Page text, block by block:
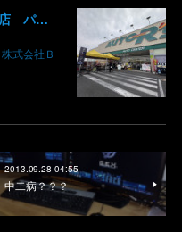
オートアールズ 前橋みなみモール店 パワーモールフェス イベント デントリペア 鈑金修理 塗装 出店 キズ へこみ 国産車 輸入車 雹 群馬 高崎 前橋
式会社Ｂ
2013.09.28 04:55
中二病？？？